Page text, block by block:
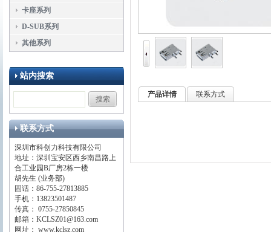
卡座系列
D-SUB系列
其他系列
站内搜索
联系方式
深圳市科创力科技有限公司
地址：深圳宝安区西乡南昌路上
合工业园B厂房2栋一楼
胡先生 (业务部)
固话：86-755-27813885
手机：13823501487
传真： 0755-27850845
邮箱：KCLSZ01@163.com
网址： www.kclsz.com
产品详情 联系方式